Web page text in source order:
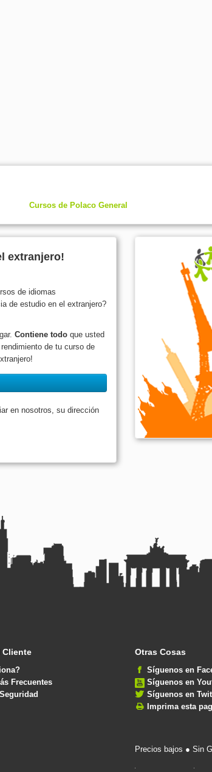
Cursos de Polaco General
extranjero!
de idiomas
de estudio en el extranjero?
Contiene todo que usted
de tu curso de
en nosotros, su dirección
Cliente
Frecuentes
Otras Cosas
Síguenos en
Síguenos en
Síguenos en
Imprima esta
Precios bajos ● Sin